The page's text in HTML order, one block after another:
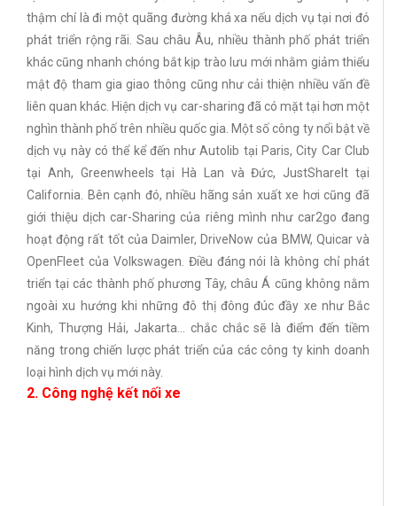
thậm chí là đi một quãng đường khá xa nếu dịch vụ tại nơi đó
phát triển rộng rãi. Sau châu Âu, nhiều thành phố phát triển
khác cũng nhanh chóng bắt kịp trào lưu mới nhằm giảm thiểu
mật độ tham gia giao thông cũng như cải thiện nhiều vấn đề
liên quan khác. Hiện dịch vụ car-sharing đã có mặt tại hơn một
nghìn thành phố trên nhiều quốc gia. Một số công ty nổi bật về
dịch vụ này có thể kể đến như Autolib tại Paris, City Car Club
tại Anh, Greenwheels tại Hà Lan và Đức, JustSharelt tại
California. Bên cạnh đó, nhiều hãng sản xuất xe hơi cũng đã
giới thiệu dịch car-Sharing của riêng mình như car2go đang
hoạt động rất tốt của Daimler, DriveNow của BMW, Quicar và
OpenFleet của Volkswagen. Điều đáng nói là không chỉ phát
triển tại các thành phố phương Tây, châu Á cũng không nằm
ngoài xu hướng khi những đô thị đông đúc đầy xe như Bắc
Kinh, Thượng Hải, Jakarta… chắc chắc sẽ là điểm đến tiềm
năng trong chiến lược phát triển của các công ty kinh doanh
loại hình dịch vụ mới này.
2. Công nghệ kết nối xe